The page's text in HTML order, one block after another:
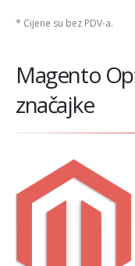
* Cijene su bez PDV-a.
Magento
značajke